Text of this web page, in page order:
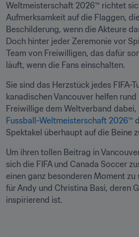
Weltmeisterschaft 2026™ richtet
Aufmerksamkeit auf die Flaggen,
Beschilderung, wenn die Akteure
Doch hinter jeder Zeremonie vor
Team von Freiwilligen, das dafür
läuft, wenn die Fans einschalten.
Sie sind das Herzstück jedes FIFA-
kanadischen Vancouver helfen rund
Freiwillige dem Weltverband dabei,
Fussball-Weltmeisterschaft 2026™
Spektakel überhaupt auf die Beine
Um ihren tollen Beitrag in
sich die FIFA und Canada Soccer
einen ganz besonderen Moment zu
für Andy und Christina Basi, deren
inspirierend ist.